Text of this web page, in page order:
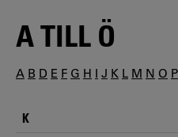
A TILL Ö
A B D E F G H I J K L M N O P
K